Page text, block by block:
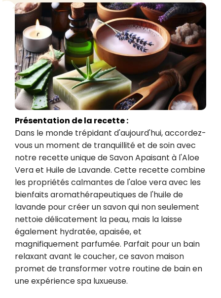
Présentation de la recette :
Dans le monde trépidant d'aujourd'hui, accordez-
vous un moment de tranquillité et de soin avec
notre recette unique de Savon Apaisant à l'Aloe
Vera et Huile de Lavande. Cette recette combine
les propriétés calmantes de l'aloe vera avec les
bienfaits aromathérapeutiques de l'huile de
lavande pour créer un savon qui non seulement
nettoie délicatement la peau, mais la laisse
également hydratée, apaisée, et
magnifiquement parfumée. Parfait pour un bain
relaxant avant le coucher, ce savon maison
promet de transformer votre routine de bain en
une expérience spa luxueuse.